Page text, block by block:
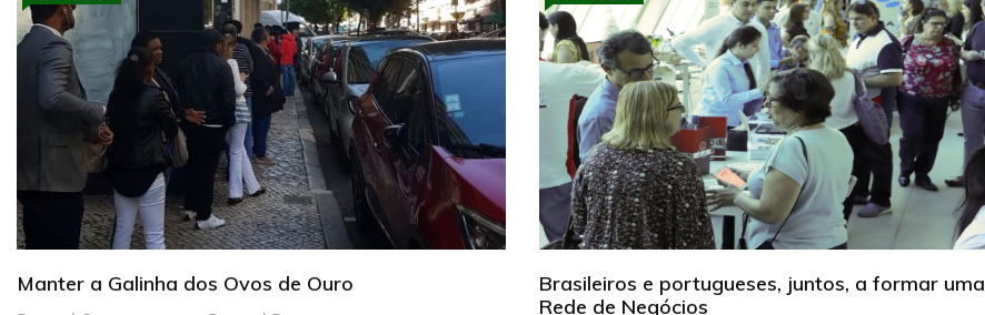
Manter a Galinha dos Ovos de Ouro
Brasileiros e portugueses, juntos, a formar uma
Rede de Negócios